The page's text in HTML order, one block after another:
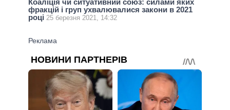
Коаліція чи ситуативний союз: силами яких
фракцій і груп ухвалювалися закони в 2021
році 25 березня 2021, 14:32